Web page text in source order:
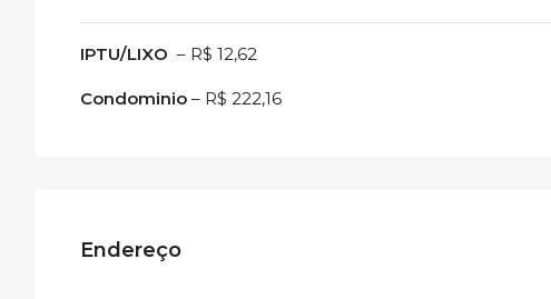
IPTU/LIXO – R$ 12,62
Condominio – R$ 222,16
Endereço